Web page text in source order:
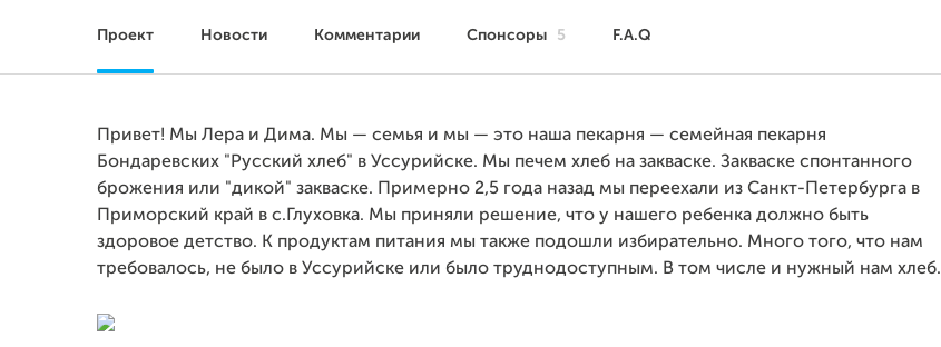
Проект Новости Комментарии Спонсоры 5 F.A.Q
Привет! Мы Лера и Дима. Мы — семья и мы — это наша пекарня — семейная пекарня
Бондаревских "Русский хлеб" в Уссурийске. Мы печем хлеб на закваске. Закваске спонтанного
брожения или "дикой" закваске. Примерно 2,5 года назад мы переехали из Санкт-Петербурга в
Приморский край в с.Глуховка. Мы приняли решение, что у нашего ребенка должно быть
здоровое детство. К продуктам питания мы также подошли избирательно. Много того, что нам
требовалось, не было в Уссурийске или было труднодоступным. В том числе и нужный нам хлеб.